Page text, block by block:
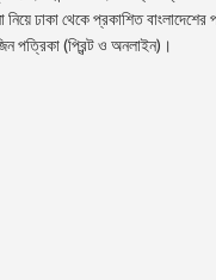
নিয়ে ঢাকা থেকে প্রকাশিত
পত্রিকা (প্রিন্ট ও অনলাইন)।